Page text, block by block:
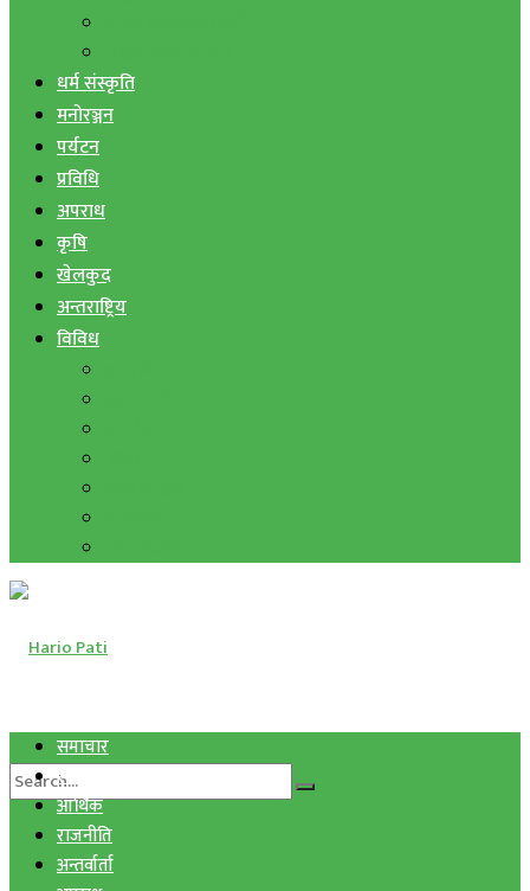
धर्म संस्कृति
मनोरञ्जन
पर्यटन
प्रविधि
अपराध
कृषि
खेलकुद
अन्तराष्ट्रिय
विविध
समाचार
स्वास्थ्य
आर्थिक
राजनीति
अन्तर्वार्ता